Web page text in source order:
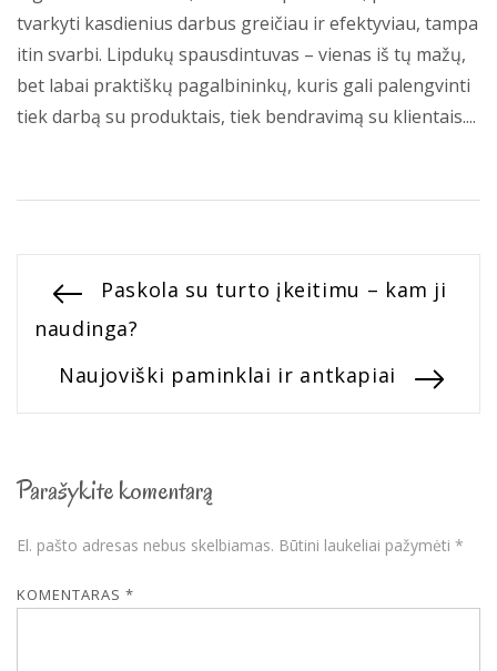
tvarkyti kasdienius darbus greičiau ir efektyviau, tampa
itin svarbi. Lipdukų spausdintuvas – vienas iš tų mažų,
bet labai praktiškų pagalbininkų, kuris gali palengvinti
tiek darbą su produktais, tiek bendravimą su klientais....
Navigacija
tarp
įrašų
Previous
post:
Paskola su turto įkeitimu – kam ji
naudinga?
Next
Naujoviški paminklai ir antkapiai
Parašykite komentarą
El. pašto adresas nebus skelbiamas. Būtini laukeliai pažymėti *
KOMENTARAS *